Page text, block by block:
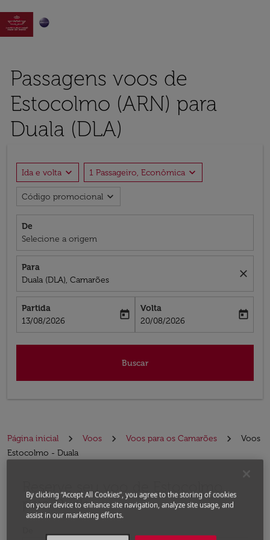

Passagens voos de
Estocolmo (ARN) para
Duala (DLA)
Ida e volta expand_more 1 Passageiro, Econômica expand_more
Código promocional expand_more
De
Selecione a origem
Para
Duala (DLA), Camarões
close
Partida
fc-booking-departure-date-aria-label
13/08/2026
today
Volta
fc-booking-return-date-aria-label
20/08/2026
today
Buscar
Página inicial Voos Voos para os Camarões
Voos
Estocolmo - Duala
Reserve seu voo de Estocolmo
para Duala
By clicking “Accept All Cookies”, you agree to the storing of cookies
on your device to enhance site navigation, analyze site usage, and
assist in our marketing efforts.